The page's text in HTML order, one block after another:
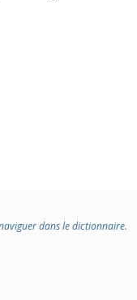
dans le dictionnaire.